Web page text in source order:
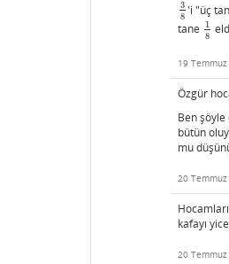
3
8
38'i "üç
tane
1
8
18
19
Özgür
Ben şöyle
bütün
mu
20
kafayı
20